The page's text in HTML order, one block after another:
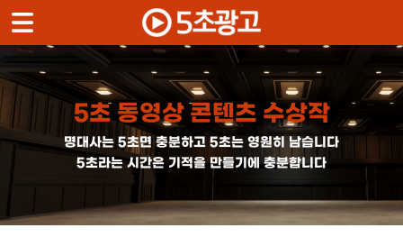
메뉴 건너뛰기
5초 동영상 콘텐츠 수상작
명대사는 5초면 충분하고 5초는 영원히 남습니다
5초라는 시간은 기적을 만들기에 충분합니다